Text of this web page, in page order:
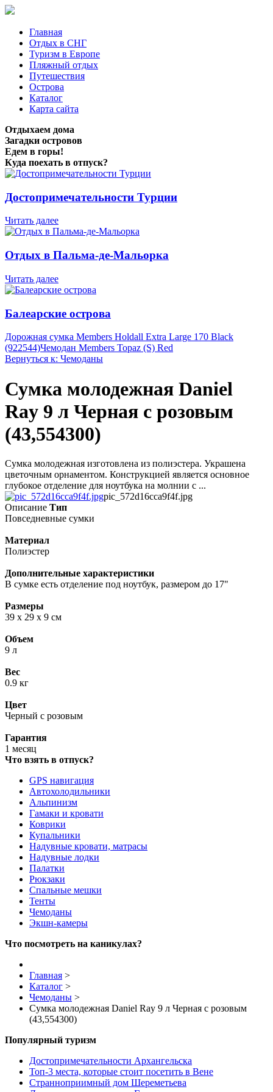
Главная
Отдых в СНГ
Туризм в Европе
Пляжный отдых
Путешествия
Острова
Каталог
Карта сайта
Отдыхаем дома
Загадки островов
Едем в горы!
Куда поехать в отпуск?
Достопримечательности Турции
Читать далее
Отдых в Пальма-де-Мальорка
Читать далее
Балеарские острова
Дорожная сумка Members Holdall Extra Large 170 Black
(922544)Чемодан Members Topaz (S) Red
Вернуться к: Чемоданы
Сумка молодежная Daniel
Ray 9 л Черная с розовым
(43,554300)
Сумка молодежная изготовлена из полиэстера. Украшена
цветочным орнаментом. Конструкцией является основное
глубокое отделение для ноутбука на молнии с ...
pic_572d16cca9f4f.jpg
Описание Тип
Повседневные сумки
Материал
Полиэстер
Дополнительные характеристики
В сумке есть отделение под ноутбук, размером до 17"
Размеры
39 х 29 х 9 см
Объем
9 л
Вес
0.9 кг
Цвет
Черный с розовым
Гарантия
1 месяц
Что взять в отпуск?
GPS навигация
Автохолодильники
Альпинизм
Гамаки и кровати
Коврики
Купальники
Надувные кровати, матрасы
Надувные лодки
Палатки
Рюкзаки
Спальные мешки
Тенты
Чемоданы
Экшн-камеры
Что посмотреть на каникулах?
Главная >
Каталог >
Чемоданы >
Сумка молодежная Daniel Ray 9 л Черная с розовым
(43,554300)
Популярный туризм
Достопримечательности Архангельска
Топ-3 места, которые стоит посетить в Вене
Странноприимный дом Шереметьева